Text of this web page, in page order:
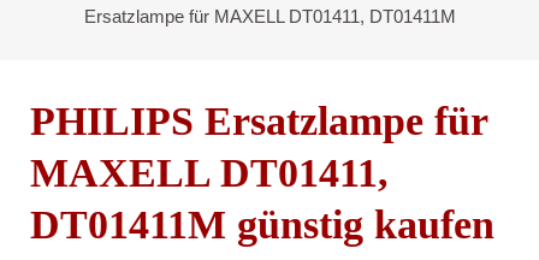
Ersatzlampe für MAXELL DT01411, DT01411M
PHILIPS Ersatzlampe für
MAXELL DT01411,
DT01411M günstig kaufen